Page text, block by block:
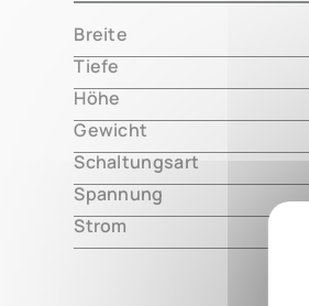
Breite
Tiefe
Höhe
Gewicht
Schaltungsart
Spannung
Strom